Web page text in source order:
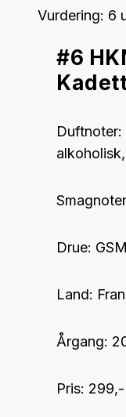
Vurdering: 6
#6
alkoholisk,
Drue: GSM
Land:
Årgang:
Pris: